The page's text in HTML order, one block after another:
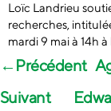
Loïc Landrieu
recherches,
mardi 9 mai à 14h
←